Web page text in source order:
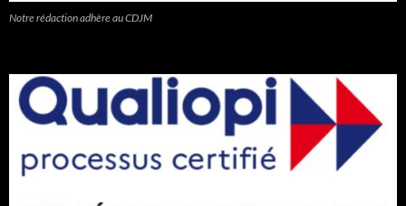
Notre rédaction adhère au CDJM